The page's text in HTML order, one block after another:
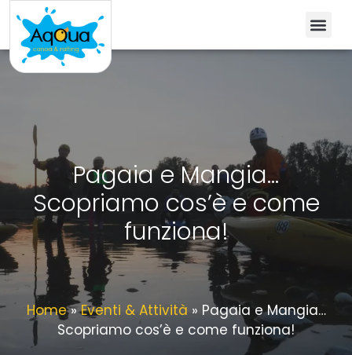
Pagaia e Mangia…
Scopriamo cos’è e come
funziona!
Home » Eventi & Attività » Pagaia e Mangia…
Scopriamo cos’è e come funziona!